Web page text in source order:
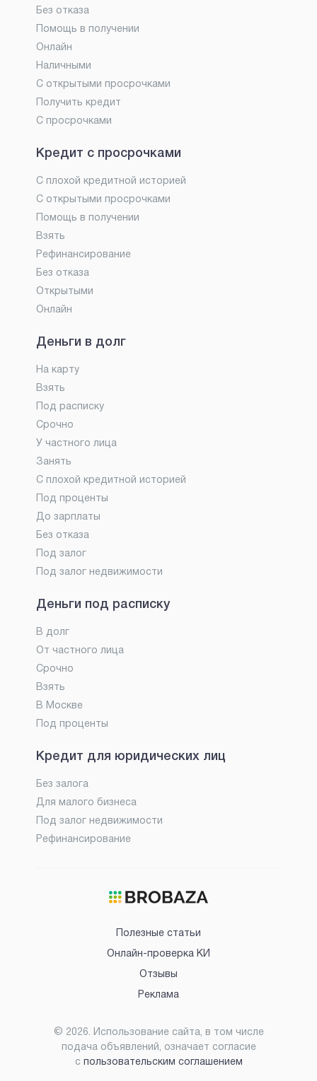
Без отказа
Помощь в получении
Онлайн
Наличными
С открытыми просрочками
Получить кредит
С просрочками
Кредит с просрочками
С плохой кредитной историей
С открытыми просрочками
Помощь в получении
Взять
Рефинансирование
Без отказа
Открытыми
Онлайн
Деньги в долг
На карту
Взять
Под расписку
Срочно
У частного лица
Занять
С плохой кредитной историей
Под проценты
До зарплаты
Без отказа
Под залог
Под залог недвижимости
Деньги под расписку
В долг
От частного лица
Срочно
Взять
В Москве
Под проценты
Кредит для юридических лиц
Без залога
Для малого бизнеса
Под залог недвижимости
Рефинансирование
Полезные статьи
Онлайн-проверка КИ
Отзывы
Реклама
© 2026. Использование сайта, в том числе
подача объявлений, означает согласие
с пользовательским соглашением